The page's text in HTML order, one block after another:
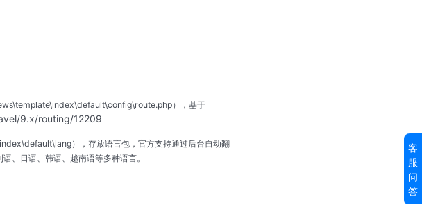
），基于
9.x/routing/12209
），存放语言包，官方支持通过后台自动翻
、日语、韩语、越南语等多种语言。
客
服
问
答